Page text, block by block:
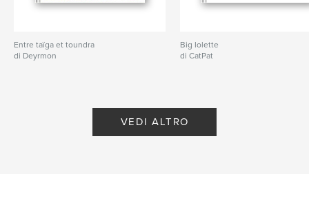
Entre taïga et toundra
di Deyrmon
Big lolette
di CatPat
VEDI ALTRO